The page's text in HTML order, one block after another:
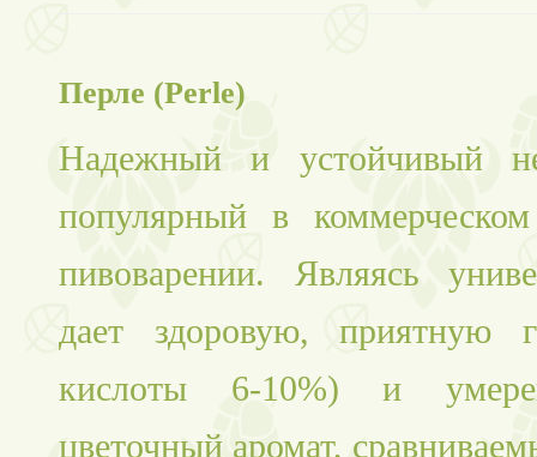
Перле (Perle)
Надежный и устойчивый
популярный в
пивоварении. Являясь
дает здоровую, приятную
кислоты 6-10%) и
цветочный аромат,